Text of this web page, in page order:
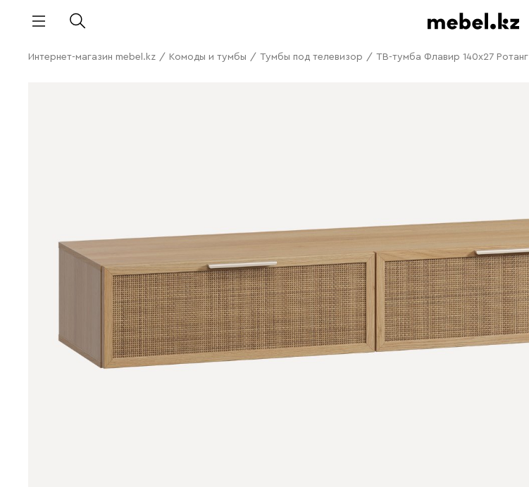
Интернет-магазин mebel.kz / Комоды и тумбы / Тумбы под телевизор / ТВ-тумба Флавир 140x27 Ротанг